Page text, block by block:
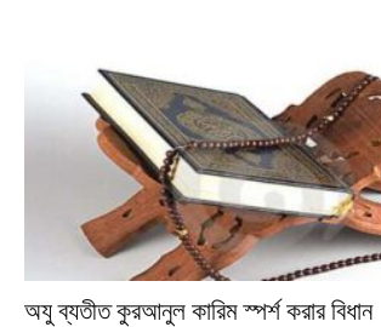
অযু ব্যতীত কুরআনুল কারিম স্পর্শ করার বিধান